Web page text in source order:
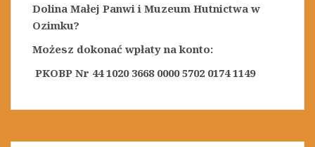
Dolina Małej Panwi i Muzeum Hutnictwa w
Ozimku?
Możesz dokonać wpłaty na konto:
PKOBP Nr 44 1020 3668 0000 5702 0174 1149